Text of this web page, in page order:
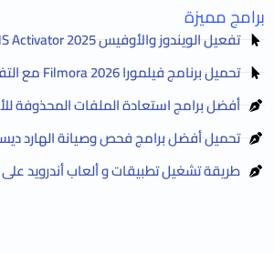
برامج مميزة
تفعيل الويندوز والأوفيس HEU KMS Activator 2025
تحميل برنامج فيلمورا Filmora 2026 مع التفعيل
أفضل برامج استعادة الملفات المحذوفة
تحميل أفضل برامج فحص وصيانة الهارد
طريقة تشغيل تطبيقات و ألعاب أندرويد على